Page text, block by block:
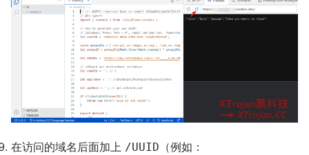
在访问的域名后面加上 /UUID （例如：